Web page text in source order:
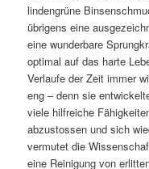
lindengrüne
übrigens eine
eine wunderbare
optimal auf das harte
Verlaufe der Zeit immer
eng – denn sie
viele hilfreiche
abzustossen und sich
vermutet die
eine Reinigung von